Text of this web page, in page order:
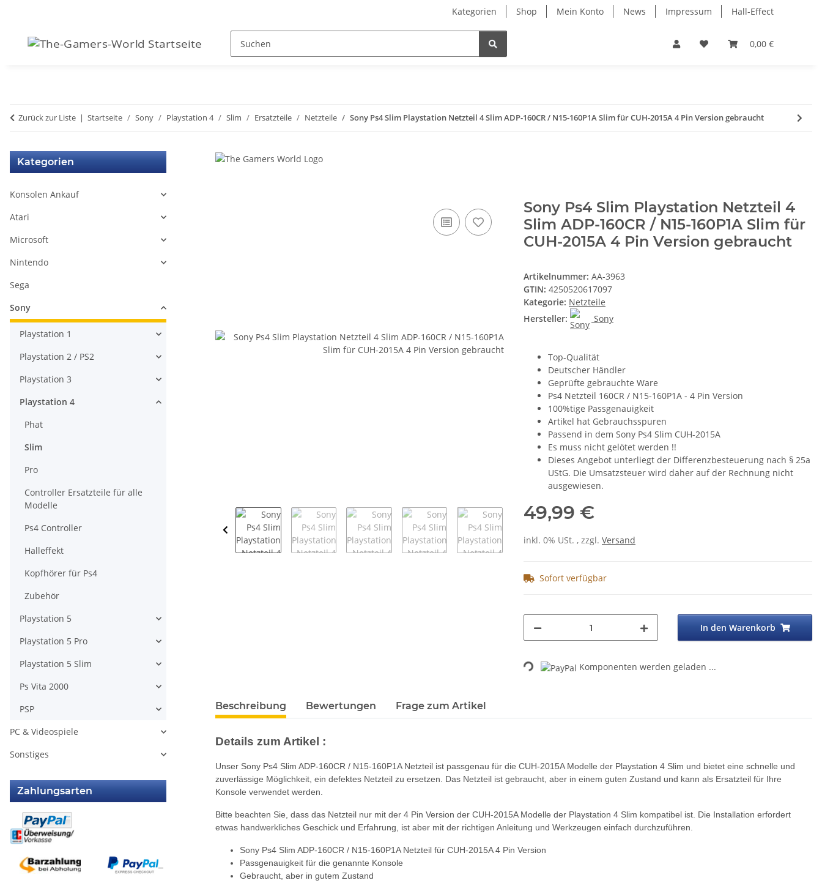
Kategorien Shop Mein Konto News Impressum Hall-Effect
0,00 €
Zurück zur Liste Startseite Sony Playstation 4 Slim Ersatzteile Netzteile Sony Ps4 Slim Playstation Netzteil 4 Slim ADP-160CR / N15-160P1A Slim für CUH-2015A 4 Pin Version gebraucht
Sony Ps4 Slim Playstation Netzteil 4
Slim ADP-160CR / N15-160P1A Slim für
CUH-2015A 4 Pin Version gebraucht
Artikelnummer: AA-3963
GTIN: 4250520617097
Kategorie: Netzteile
Hersteller:
Sony
Top-Qualität
Deutscher Händler
Geprüfte gebrauchte Ware
Ps4 Netzteil 160CR / N15-160P1A - 4 Pin Version
100%tige Passgenauigkeit
Artikel hat Gebrauchsspuren
Passend in dem Sony Ps4 Slim CUH-2015A
Es muss nicht gelötet werden !!
Dieses Angebot unterliegt der Differenzbesteuerung nach § 25a
UStG. Die Umsatzsteuer wird daher auf der Rechnung nicht
ausgewiesen.
49,99 €
inkl. 0% USt. , zzgl. Versand
Sofort verfügbar
In den Warenkorb
Loading... Komponenten werden geladen ...
weitere Registerkarten anzeigen
Beschreibung Bewertungen Frage zum Artikel
Details zum Artikel :
Unser Sony Ps4 Slim ADP-160CR / N15-160P1A Netzteil ist passgenau für die CUH-2015A Modelle der Playstation 4 Slim und bietet eine schnelle und
zuverlässige Möglichkeit, ein defektes Netzteil zu ersetzen. Das Netzteil ist gebraucht, aber in einem guten Zustand und kann als Ersatzteil für Ihre
Konsole verwendet werden.
Bitte beachten Sie, dass das Netzteil nur mit der 4 Pin Version der CUH-2015A Modelle der Playstation 4 Slim kompatibel ist. Die Installation erfordert
etwas handwerkliches Geschick und Erfahrung, ist aber mit der richtigen Anleitung und Werkzeugen einfach durchzuführen.
Sony Ps4 Slim ADP-160CR / N15-160P1A Netzteil für CUH-2015A 4 Pin Version
Passgenauigkeit für die genannte Konsole
Gebraucht, aber in gutem Zustand
Kategorien
Konsolen Ankauf
Atari
Microsoft
Nintendo
Sega
Sony
Playstation 1
Playstation 2 / PS2
Playstation 3
Playstation 4
Phat
Slim
Pro
Controller Ersatzteile für alle
Modelle
Ps4 Controller
Halleffekt
Kopfhörer für Ps4
Zubehör
Playstation 5
Playstation 5 Pro
Playstation 5 Slim
Ps Vita 2000
PSP
PC & Videospiele
Sonstiges
Zahlungsarten